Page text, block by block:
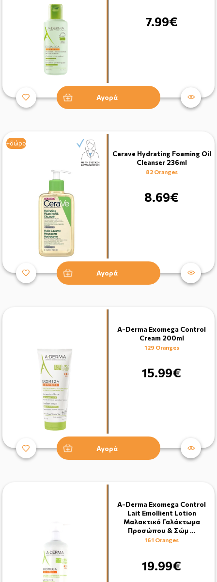
7.99€
Αγορά
+δώρο
Cerave Hydrating Foaming Oil
Cleanser 236ml
82 Oranges
8.69€
Αγορά
A-Derma Exomega Control
Cream 200ml
129 Oranges
15.99€
Αγορά
A-Derma Exomega Control
Lait Emollient Lotion
Μαλακτικό Γαλάκτωμα
Προσώπου & Σώμ …
161 Oranges
19.99€